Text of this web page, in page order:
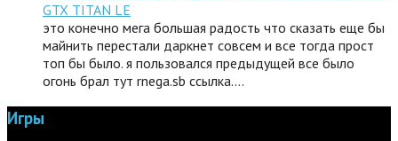
GTX TITAN LE
это конечно мега большая радость что сказать еще бы
майнить перестали даркнет совсем и все тогда прост
топ бы было. я пользовался предыдущей все было
огонь брал тут rnega.sb ссылка.…
Игры